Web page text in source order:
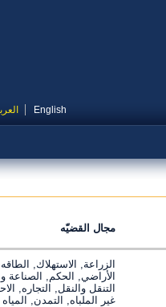
English
مجال القضيّه
الزراعة, الاستهلاك,
الأراضي, الحكم, الصناعة
التنقل والنقل, التجاره,
غير الملباه, التمدن, المياه